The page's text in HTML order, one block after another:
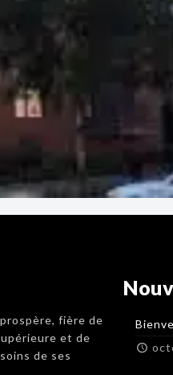
fière de
et de
de ses